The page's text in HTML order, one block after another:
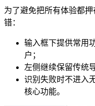
为了避免把所有体验都
错：
输入框下提供常用
户；
左侧继续保留传统
识别失败时不进入
核心功能。